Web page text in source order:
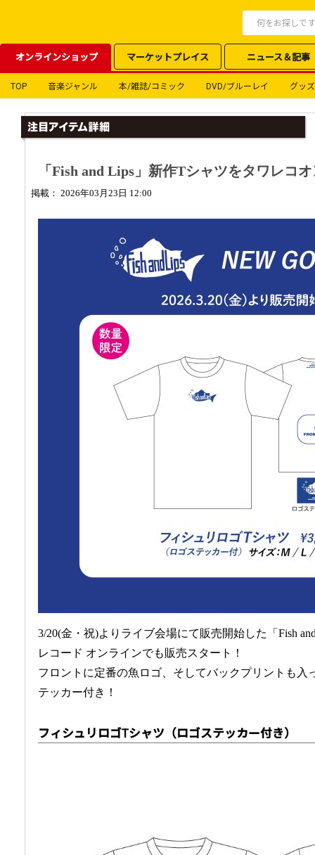
オンラインショップ マーケットプレイス ニュース＆記事
TOP 音楽ジャンル 本/雑誌/コミック DVD/ブルーレイ グッズ
「Fish and Lips」新作Tシャツをタワレコ
掲載： 2026年03月23日 12:00
3/20(金・祝)よりライブ会場にて販売開始した「Fish
レコード オンラインでも販売スタート！
フロントに定番の魚ロゴ、そしてバックプリントも入
テッカー付き！
フィシュリロゴTシャツ（ロゴステッカー付き）